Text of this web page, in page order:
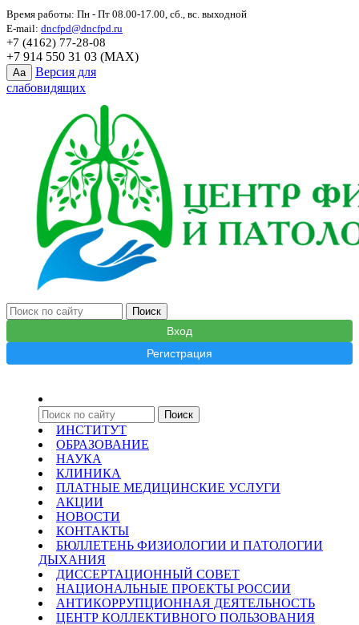
Время работы: Пн - Пт 08.00-17.00, сб., вс. выходной
E-mail: dncfpd@dncfpd.ru
+7 (4162) 77-28-08
+7 914 550 31 03 (MAX)
Aa
Версия для
слабовидящих
Вход
Регистрация
ИНСТИТУТ
ОБРАЗОВАНИЕ
НАУКА
КЛИНИКА
ПЛАТНЫЕ МЕДИЦИНСКИЕ УСЛУГИ
АКЦИИ
НОВОСТИ
КОНТАКТЫ
БЮЛЛЕТЕНЬ ФИЗИОЛОГИИ И ПАТОЛОГИИ
ДЫХАНИЯ
ДИССЕРТАЦИОННЫЙ СОВЕТ
НАЦИОНАЛЬНЫЕ ПРОЕКТЫ РОССИИ
АНТИКОРРУПЦИОННАЯ ДЕЯТЕЛЬНОСТЬ
ЦЕНТР КОЛЛЕКТИВНОГО ПОЛЬЗОВАНИЯ